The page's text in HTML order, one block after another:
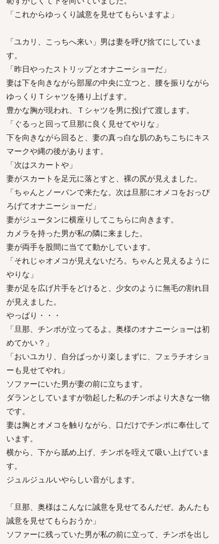
「これからゆっくり誠意を見せてもらいますよ」
「ユカリ、こっちへ来い」男は妻を呼び捨てにしていま
す。
「昨日やったストリップとオナニーショーだ」
妻は下を向きながら部屋の中央に立つと、腰を振りながら
ゆっくりＴシャツを捲り上げます。
豊かな胸が現われ、Ｔシャツを男に投げて渡します。
「ぐるっと回って旦那に良く見せてやりな」
下を向きながら回ると、妻の真っ白な肌のあちこちにキス
マークや縄の後があります。
「次はスカートや」
妻がスカートを足元に落とすと、裸の尻が見えました。
「ちゃんとノーパンで来たな。次は旦那にオメコをおっぴ
ろげてオナニーショーだ」
妻がジュータンに横座りしてこちらに向きます。
カメラを持った男が私の隣に来ました。
妻が両手を股間に当てて動かしています。
「それじゃオメコが見えないだろ。ちゃんと見えるように
やりな」
妻が足を広げ片手をどけると、少女のように無毛の割れ目
が見えました。
やっぱり・・・
「旦那、チンポが立ってるよ。奥様のオナニーショーは初
めてかい？」
「おいユカリ、自分ばっかり楽しまずに、フェラチオショ
ーも見せてやれ」
ソファーにいた男が妻の前に立ちます。
ダランとしていますが勃起した私のチンポより大きな一物
です。
妻は胸とオメコを触りながら、口だけでチンポに奉仕して
います。
横から、下から舐め上げ、チンポを咥えて吸い上げていま
す。
ジュルジュルいやらしい音がします。
「旦那、奥様はこんなに誠意を見せてるんだぜ。あんたも
誠意を見せてもらおうか」
ソファーに残っていた男が私の前に立って、チンポを出し